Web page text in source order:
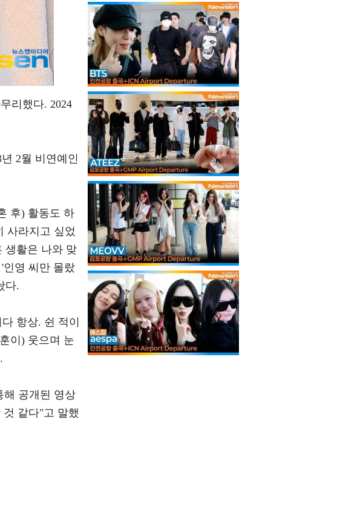
리했다. 2024
2월 비연예인
후) 활동도 하
사라지고 싶었
생활은 나와 맞
인영 씨만 몰랐
다.
항상. 쉰 적이
이) 웃으며 눈
해 공개된 영상
같다"고 말했